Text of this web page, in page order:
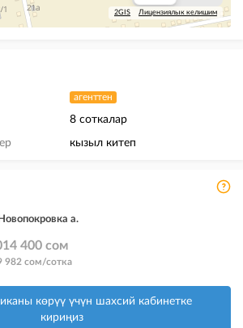
2GIS Лицензиялык келишим
агенттен
8 соткалар
кызыл китеп
а.
400 сом
982 сом/сотка
көрүү үчүн шахсий кабинетке
кириңиз